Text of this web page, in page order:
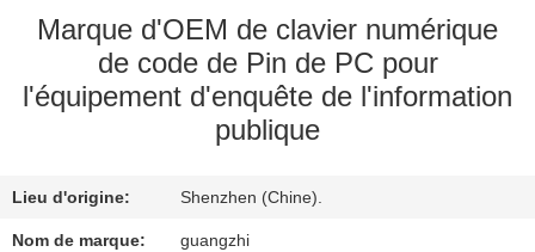
VISITE
D'USINE
QUALITÉ
Marque d'OEM de clavier numérique
de code de Pin de PC pour
l'équipement d'enquête de l'information
publique
Lieu d'origine: Shenzhen (Chine).
Nom de marque: guangzhi